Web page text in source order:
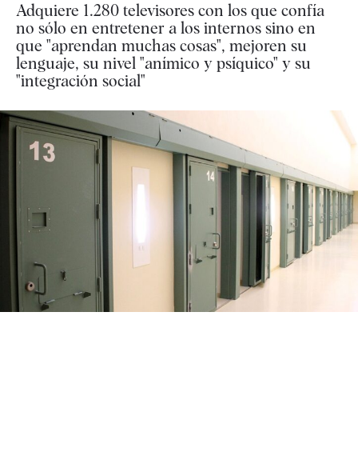
Adquiere 1.280 televisores con los que confía
no sólo en entretener a los internos sino en
que "aprendan muchas cosas", mejoren su
lenguaje, su nivel "anímico y psíquico" y su
"integración social"